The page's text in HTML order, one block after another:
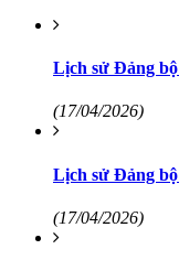
Lịch sử Đảng
(17/04/2026)
Lịch sử Đảng
(17/04/2026)